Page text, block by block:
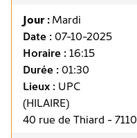
Jour :Mardi
Date :07-10-2025
Horaire :16:15
Durée :01:30
Lieux : UPC
(HILAIRE)
40 rue de Thiard -